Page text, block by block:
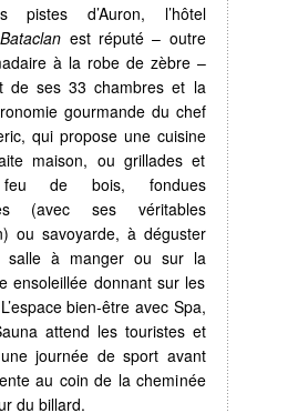
d’Auron, l’hôtel
est réputé – outre
à la robe de zèbre –
de ses 33 chambres et la
gourmande du chef
qui propose une cuisine
maison, ou grillades et
de bois, fondues
(avec ses véritables
ou savoyarde, à déguster
salle à manger ou sur la
ensoleillée donnant sur les
bien-être avec Spa,
attend les touristes et
journée de sport avant
au coin de la cheminée
du billard.